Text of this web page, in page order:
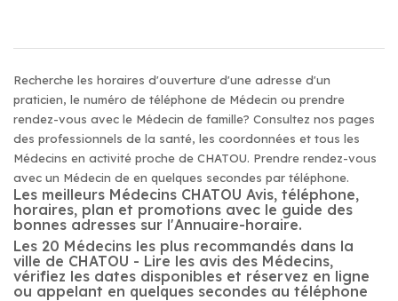
Recherche les horaires d'ouverture d'une adresse d'un
praticien, le numéro de téléphone de Médecin ou prendre
rendez-vous avec le Médecin de famille? Consultez nos pages
des professionnels de la santé, les coordonnées et tous les
Médecins en activité proche de CHATOU. Prendre rendez-vous
avec un Médecin de en quelques secondes par téléphone.
Les meilleurs Médecins CHATOU Avis, téléphone,
horaires, plan et promotions avec le guide des
bonnes adresses sur l'Annuaire-horaire.
Les 20 Médecins les plus recommandés dans la
ville de CHATOU - Lire les avis des Médecins,
vérifiez les dates disponibles et réservez en ligne
ou appelant en quelques secondes au téléphone